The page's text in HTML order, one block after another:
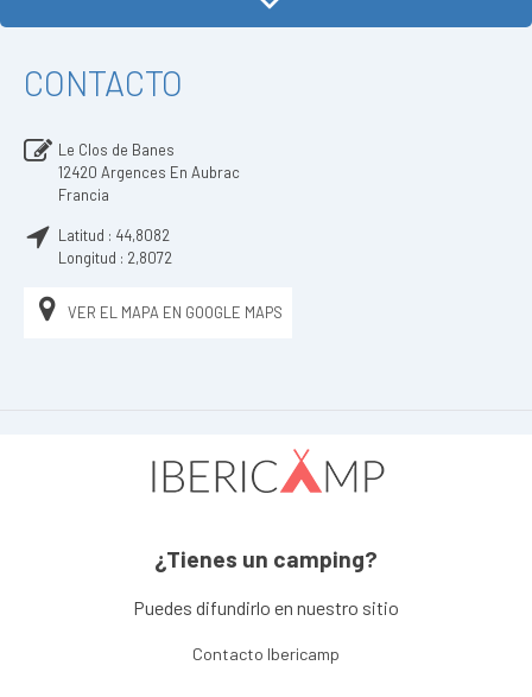
CONTACTO
Le Clos de Banes
12420 Argences En Aubrac
Francia
Latitud : 44,8082
Longitud : 2,8072
VER EL MAPA EN GOOGLE MAPS
¿Tienes un camping?
Puedes difundirlo en nuestro sitio
Contacto Ibericamp